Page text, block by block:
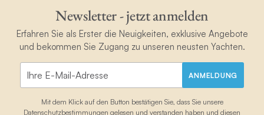
Newsletter - jetzt anmelden
Erfahren Sie als Erster die Neuigkeiten, exklusive Angebote
und bekommen Sie Zugang zu unseren neusten Yachten.
ANMELDUNG
Mit dem Klick auf den Button bestätigen Sie, dass Sie unsere
Datenschutzbestimmungen gelesen und verstanden haben und diesen